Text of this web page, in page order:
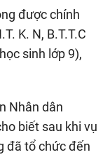
được chính
K. N, B.T.T.C
sinh lớp 9),
Nhân dân
biết sau khi vụ
đã tổ chức đến